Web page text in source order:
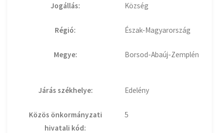
Jogállás: Község
Régió: Észak-Magyarország
Megye: Borsod-Abaúj-Zemplén
Járás székhelye: Edelény
Közös önkormányzati
hivatali kód:
5